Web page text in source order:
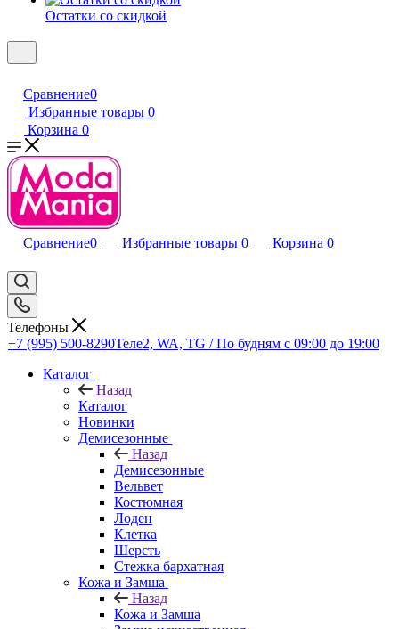
Остатки со скидкой
Сравнение0
Избранные товары 0
Корзина 0
Сравнение0 Избранные товары 0 Корзина 0
Телефоны
+7 (995) 500-8290Теле2, WA, TG / По будням c 09:00 до 19:00
Каталог
Назад
Каталог
Новинки
Демисезонные
Назад
Демисезонные
Вельвет
Костюмная
Лоден
Клетка
Шерсть
Стежка бархатная
Кожа и Замша
Назад
Кожа и Замша